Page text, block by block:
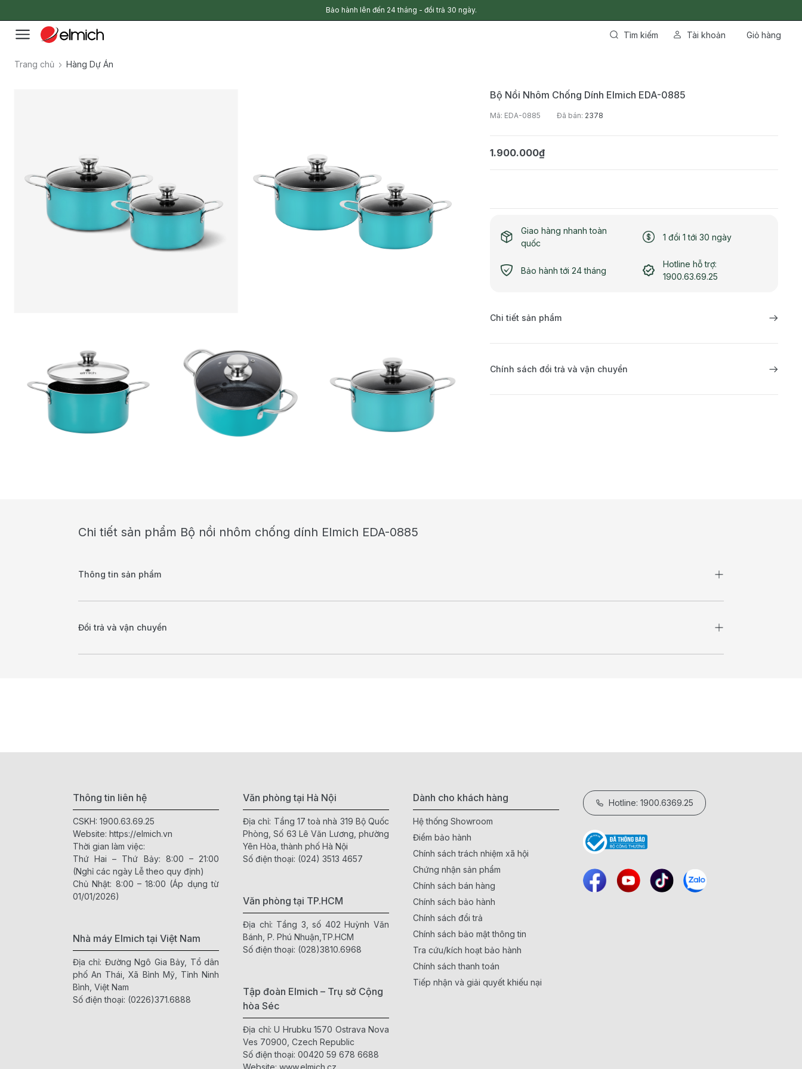
Bảo hành lên đến 24 tháng - đổi trả 30 ngày.
Tìm kiếm Tài khoản Giỏ hàng
Trang chủ Hàng Dự Án
Bộ Nồi Nhôm Chống Dính Elmich EDA-0885
Mã: EDA-0885 Đã bán: 2378
1.900.000₫
Giao hàng nhanh toàn
quốc
1 đổi 1 tới 30 ngày
Bảo hành tới 24 tháng
Hotline hỗ trợ:
1900.63.69.25
Chi tiết sản phẩm
Chính sách đổi trả và vận chuyển
Chi tiết sản phẩm Bộ nồi nhôm chống dính Elmich EDA-0885
Thông tin sản phẩm
Đổi trả và vận chuyển
Thông tin liên hệ
CSKH: 1900.63.69.25
Website: https://elmich.vn
Thời gian làm việc:
Thứ Hai – Thứ Bảy: 8:00 – 21:00
(Nghỉ các ngày Lễ theo quy định)
Chủ Nhật: 8:00 – 18:00 (Áp dụng từ
01/01/2026)
Nhà máy Elmich tại Việt Nam
Địa chỉ: Đường Ngô Gia Bảy, Tổ dân
phố An Thái, Xã Bình Mỹ, Tỉnh Ninh
Bình, Việt Nam
Số điện thoại: (0226)371.6888
Văn phòng tại Hà Nội
Địa chỉ: Tầng 17 toà nhà 319 Bộ Quốc
Phòng, Số 63 Lê Văn Lương, phường
Yên Hòa, thành phố Hà Nội
Số điện thoại: (024) 3513 4657
Văn phòng tại TP.HCM
Địa chỉ: Tầng 3, số 402 Huỳnh Văn
Bánh, P. Phú Nhuận,TP.HCM
Số điện thoại: (028)3810.6968
Tập đoàn Elmich – Trụ sở Cộng
hòa Séc
Địa chỉ: U Hrubku 1570 Ostrava Nova
Ves 70900, Czech Republic
Số điện thoại: 00420 59 678 6688
Website: www.elmich.cz
Dành cho khách hàng
Hệ thống Showroom
Điểm bảo hành
Chính sách trách nhiệm xã hội
Chứng nhận sản phẩm
Chính sách bán hàng
Chính sách bảo hành
Chính sách đổi trả
Chính sách bảo mật thông tin
Tra cứu/kích hoạt bảo hành
Chính sách thanh toán
Tiếp nhận và giải quyết khiếu nại
Hotline: 1900.6369.25